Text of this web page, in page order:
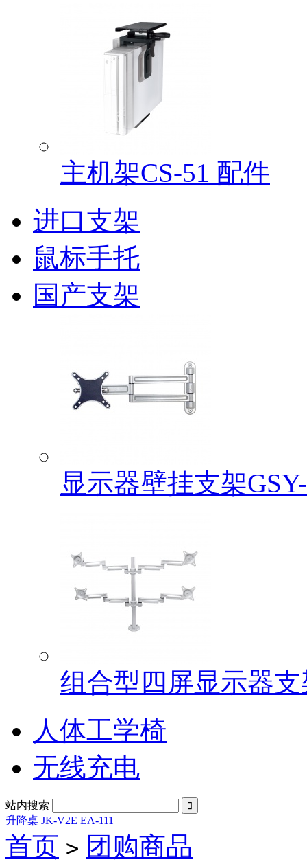
主机架CS-51 配件
进口支架
鼠标手托
国产支架
显示器壁挂支架
组合型四屏显示器支
人体工学椅
无线充电
站内搜索 
升降桌 JK-V2E EA-111
首页 > 团购商品